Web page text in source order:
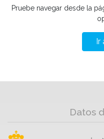
Pruebe navegar desde la
Ir
Datos